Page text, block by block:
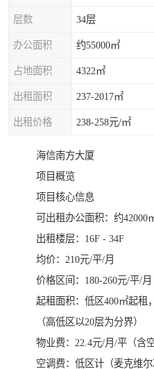
层数 34层
办公面积 约55000㎡
占地面积 4322㎡
出租面积 237-2017㎡
出租价格 238-258元/㎡
海信南方大厦
项目概览
项目核心信息
可出租办公面积：约42000
出租楼层：16F - 34F
均价：210元/平/月
价格区间：180-260元/平/月
起租面积：低区400㎡起租
（高低区以20层为分界）
物业费：22.4元/月/平（含
空调费：低区计（麦克维
龙华观澜